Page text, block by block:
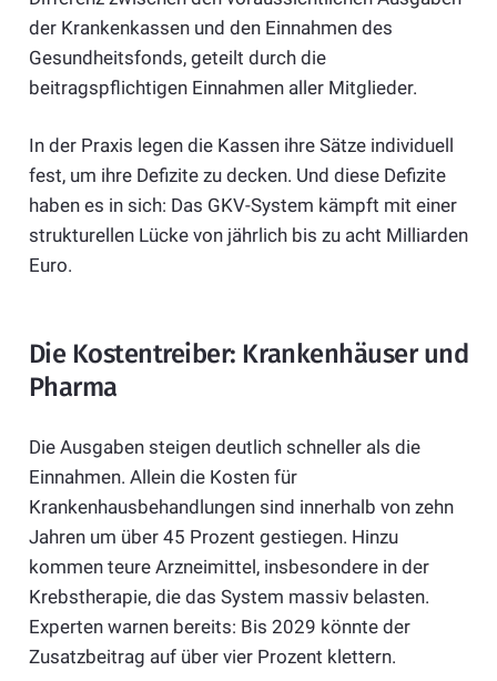
der Krankenkassen und den Einnahmen des
Gesundheitsfonds, geteilt durch die
beitragspflichtigen Einnahmen aller Mitglieder.
In der Praxis legen die Kassen ihre Sätze individuell
fest, um ihre Defizite zu decken. Und diese Defizite
haben es in sich: Das GKV-System kämpft mit einer
strukturellen Lücke von jährlich bis zu acht Milliarden
Euro.
Die Kostentreiber: Krankenhäuser und
Pharma
Die Ausgaben steigen deutlich schneller als die
Einnahmen. Allein die Kosten für
Krankenhausbehandlungen sind innerhalb von zehn
Jahren um über 45 Prozent gestiegen. Hinzu
kommen teure Arzneimittel, insbesondere in der
Krebstherapie, die das System massiv belasten.
Experten warnen bereits: Bis 2029 könnte der
Zusatzbeitrag auf über vier Prozent klettern.